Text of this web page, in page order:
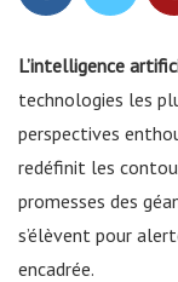
L’intelligence
technologies les
perspectives
redéfinit les
promesses des
s’élèvent pour
encadrée.